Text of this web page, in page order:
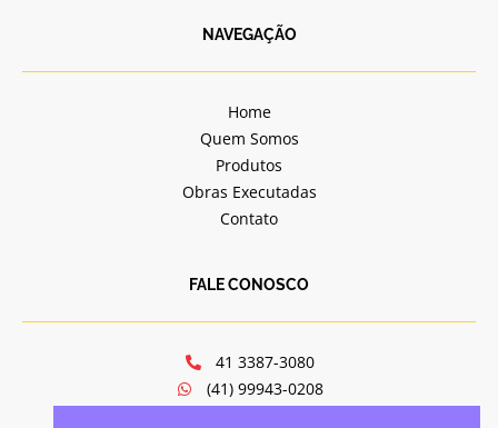
NAVEGAÇÃO
Home
Quem Somos
Produtos
Obras Executadas
Contato
FALE CONOSCO
41 3387-3080
(41) 99943-0208